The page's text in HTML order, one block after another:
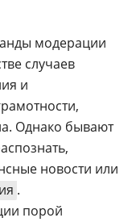
модерации
случаев
и
Однако бывают
новости или
.
порой